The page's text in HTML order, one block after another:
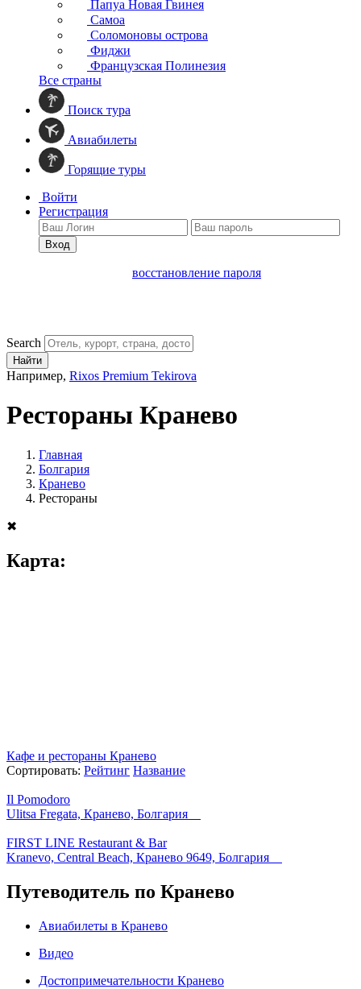
Папуа Новая Гвинея
Самоа
Соломоновы острова
Фиджи
Французская Полинезия
Все страны
Поиск тура
Авиабилеты
Горящие туры
Войти
Регистрация
Вход
восстановление пароля
Search
Найти
Например, Rixos Premium Tekirova
Рестораны Кранево
Главная
Болгария
Кранево
Рестораны
✖
Карта:
Кафе и рестораны Кранево
Сортировать: Рейтинг Название
Il Pomodoro
Ulitsa Fregata, Кранево, Болгария
FIRST LINE Restaurant & Bar
Kranevo, Central Beach, Кранево 9649, Болгария
Путеводитель по Кранево
Авиабилеты в Кранево
Видео
Достопримечательности Кранево